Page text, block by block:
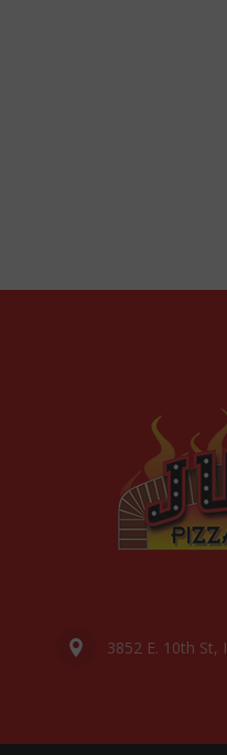
3852 E. 10th St,